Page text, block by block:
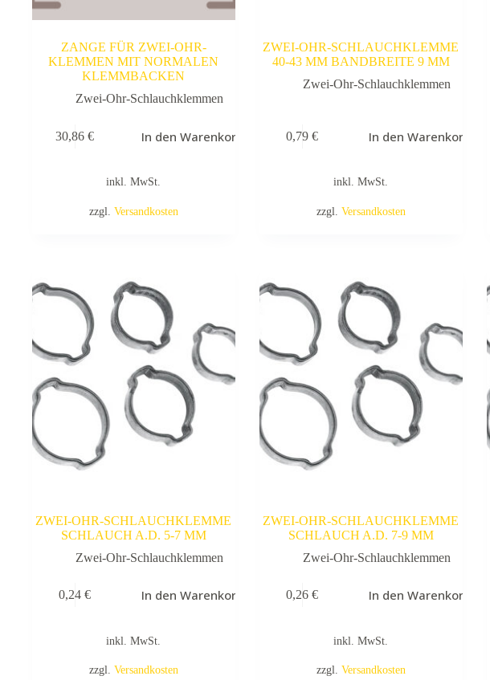
ZANGE FÜR ZWEI-OHR-
KLEMMEN MIT NORMALEN
KLEMMBACKEN
Zwei-Ohr-Schlauchklemmen
30,86€ In den Warenkorb
inkl. MwSt.
zzgl. Versandkosten
ZWEI-OHR-SCHLAUCHKLEMME
40-43 MM BANDBREITE 9 MM
Zwei-Ohr-Schlauchklemmen
0,79€ In den Warenkorb
inkl. MwSt.
zzgl. Versandkosten
ZWEI-OHR-SCHLAUCHKLEMME
SCHLAUCH A.D. 5-7 MM
Zwei-Ohr-Schlauchklemmen
0,24€ In den Warenkorb
inkl. MwSt.
zzgl. Versandkosten
ZWEI-OHR-SCHLAUCHKLEMME
SCHLAUCH A.D. 7-9 MM
Zwei-Ohr-Schlauchklemmen
0,26€ In den Warenkorb
inkl. MwSt.
zzgl. Versandkosten